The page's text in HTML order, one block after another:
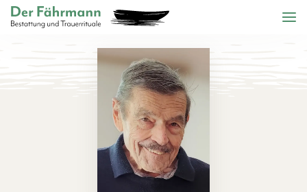
Zum Header springen (Control + Option
Zum Inhalt springen ( Control + Option
Zum Footer springen (Control + Option
zur Navigation springen (Control + Option
Barrierefreiheits-Widget öffnen (
Zur Barrierefreiheitserklaerung (Control + Option
Der Fährmann - Bestattung und Trauerrituale KG
TRAUERFÄLLE
Bestattungskalender